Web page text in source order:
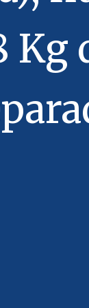
Kg